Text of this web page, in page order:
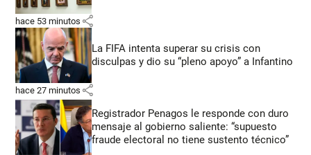
hace 53 minutos share
La FIFA intenta superar su crisis con
disculpas y dio su “pleno apoyo” a Infantino
hace 27 minutos share
Registrador Penagos le responde con duro
mensaje al gobierno saliente: “supuesto
fraude electoral no tiene sustento técnico”